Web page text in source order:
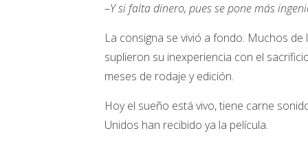
–Y si falta dinero, pues se pone más
La consigna se vivió a fondo. Muchos
suplieron su inexperiencia con el
meses de rodaje y edición.
Hoy el sueño está vivo, tiene carne
Unidos han recibido ya la película.